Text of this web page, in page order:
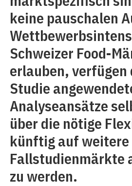
keine pauschalen
Schweizer Food-
erlauben, verfügen
Studie
Analyseansätze
über die nötige
künftig auf weitere
Fallstudienmärkte
zu werden.